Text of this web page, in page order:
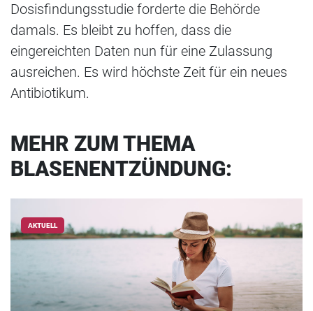
Dosisfindungsstudie forderte die Behörde
damals. Es bleibt zu hoffen, dass die
eingereichten Daten nun für eine Zulassung
ausreichen. Es wird höchste Zeit für ein neues
Antibiotikum.
MEHR ZUM THEMA
BLASENENTZÜNDUNG:
AKTUELL